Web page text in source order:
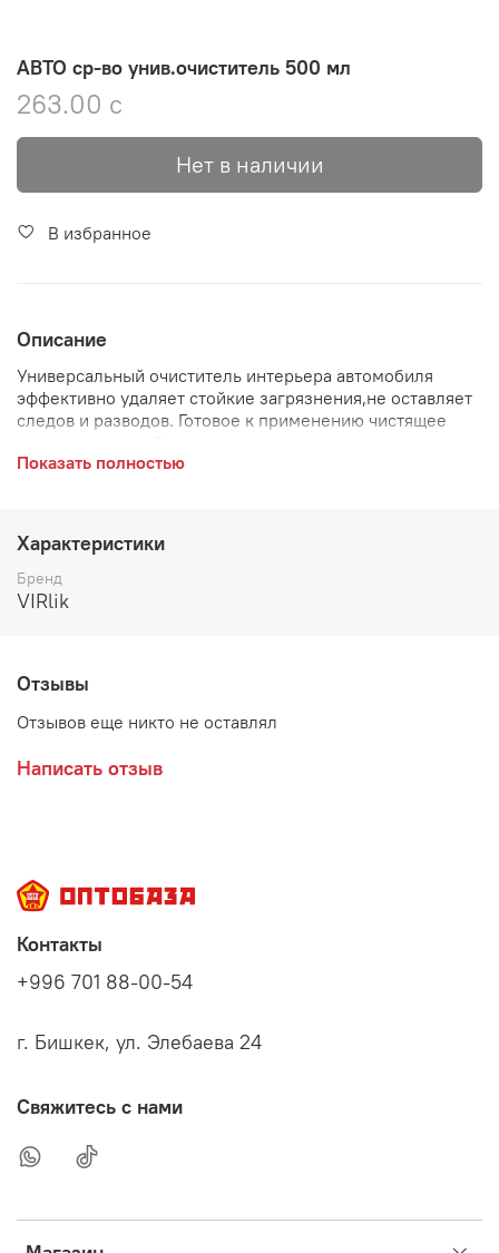
АВТО ср-во унив.очиститель 500 мл
263.00 с
Нет в наличии
В избранное
Описание
Универсальный очиститель интерьера автомобиля
эффективно удаляет стойкие загрязнения,не оставляет
следов и разводов. Готовое к применению чистящее
ткани,пластика,обивки,крыши,отделки дверей,ковровых
Показать полностью
Характеристики
Бренд
VIRlik
Отзывы
Отзывов еще никто не оставлял
Написать отзыв
Контакты
+996 701 88-00-54
г. Бишкек, ул. Элебаева 24
Свяжитесь с нами